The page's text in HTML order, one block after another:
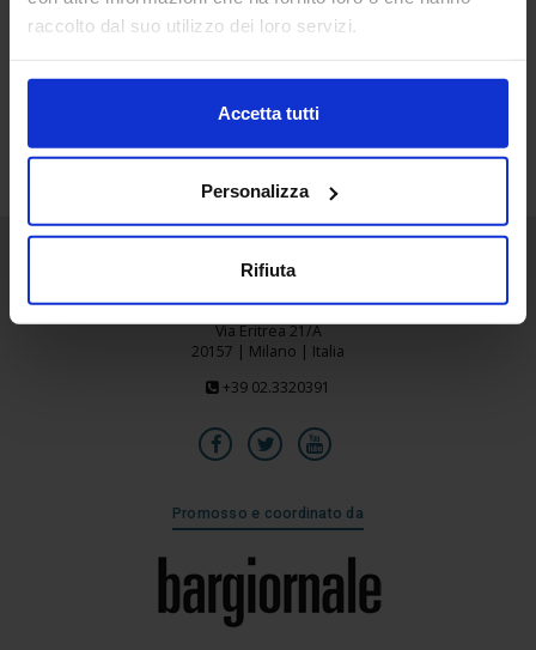
raccolto dal suo utilizzo dei loro servizi.
Accetta tutti
Personalizza
Rifiuta
Via Eritrea 21/A
20157 | Milano | Italia
+39 02.3320391
Promosso e coordinato da